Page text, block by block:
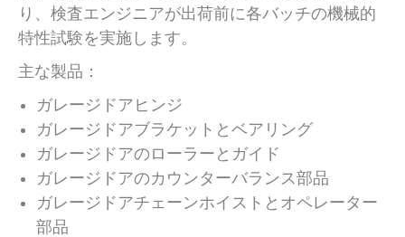
り、検査エンジニアが出荷前に各バッチの機械的
特性試験を実施します。
主な製品：
ガレージドアヒンジ
ガレージドアブラケットとベアリング
ガレージドアのローラーとガイド
ガレージドアのカウンターバランス部品
ガレージドアチェーンホイストとオペレーター
部品